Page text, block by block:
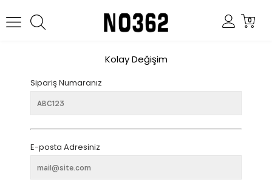
0
Kolay Değişim
Sipariş Numaranız
E-posta Adresiniz